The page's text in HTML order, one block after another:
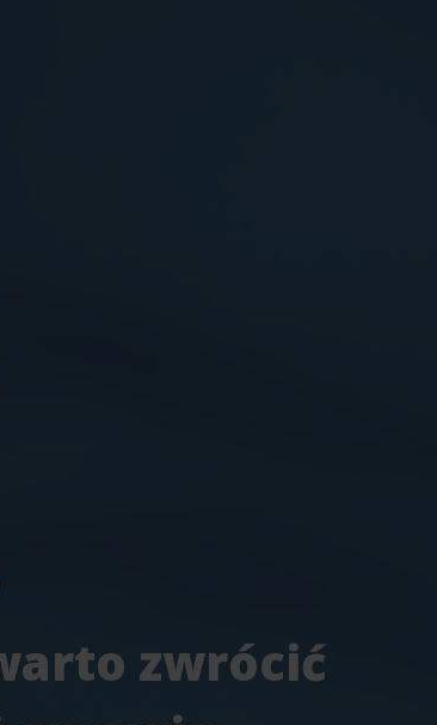
zwrócić